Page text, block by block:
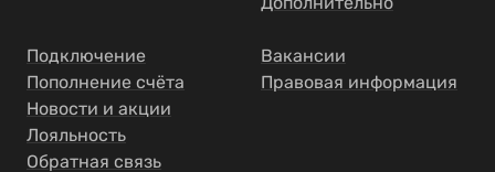
Подключение
Пополнение счёта
Новости и акции
Лояльность
Обратная связь
Вакансии
Правовая информация